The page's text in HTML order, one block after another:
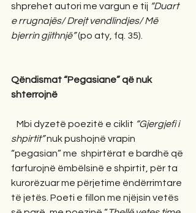
shprehet autori me vargun e tij “Duart
e rrugnajës/ Drejt vendlindjes/ Më
bjerrin gjithnjë” (po aty, fq. 35).
Qëndismat “Pegasiane” që nuk
shterrojnë
   Mbi dyzetë poezitë e ciklit
“Gjergjefi i
shpirtit” nuk pushojnë vrapin
“pegasian” me  shpirtërat e bardhë që
farfurojnë ëmbëlsinë e shpirtit, për ta
kurorëzuar me përjetime ëndërrimtare
të jetës. Poeti e fillon me njëjsin vetës